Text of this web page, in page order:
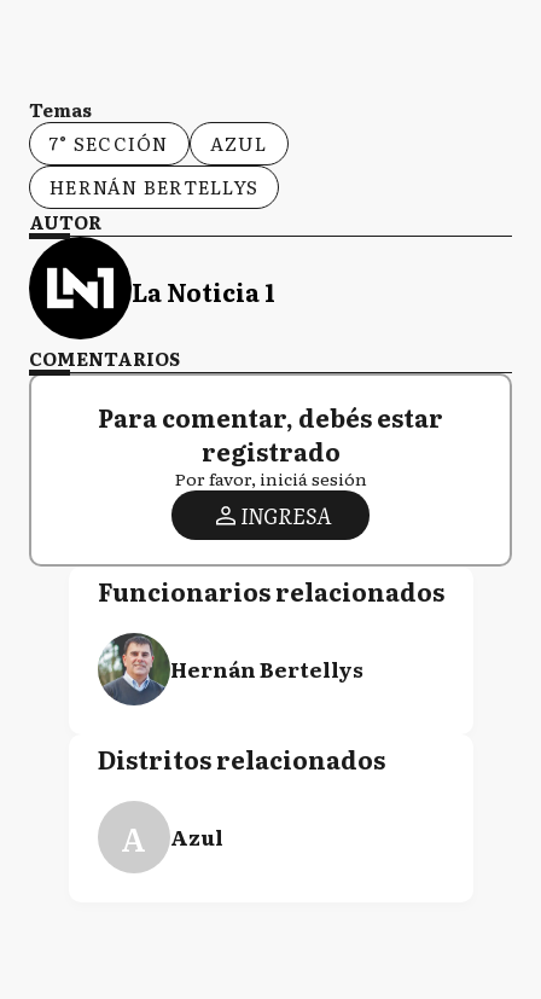
Temas
7° SECCIÓN
AZUL
HERNÁN BERTELLYS
AUTOR
La Noticia 1
COMENTARIOS
Para comentar, debés estar
registrado
Por favor, iniciá sesión
INGRESA
Funcionarios relacionados
Hernán Bertellys
Distritos relacionados
A Azul